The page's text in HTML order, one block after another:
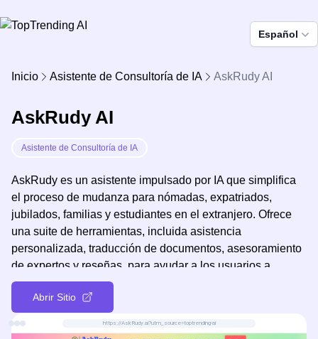
Español
Inicio Asistente de Consultoría de IA AskRudy AI
AskRudy AI
Asistente de Consultoría de IA
AskRudy es un asistente impulsado por IA que simplifica
el proceso de mudanza para nómadas, expatriados,
jubilados, familias y estudiantes en el extranjero. Ofrece
una suite de herramientas, incluida asistencia
personalizada, traducción de documentos, asesoramiento
de expertos y reseñas, para ayudar a los usuarios a
navegar por los complejos requisitos legales, entender los
acuerdos contractuales y tomar decisiones informadas,
todo ello ahorrando tiempo y dinero en su viaje
internacional.
Abrir Sitio
https://AskRudy.ai?utm_source=toptrending-ai